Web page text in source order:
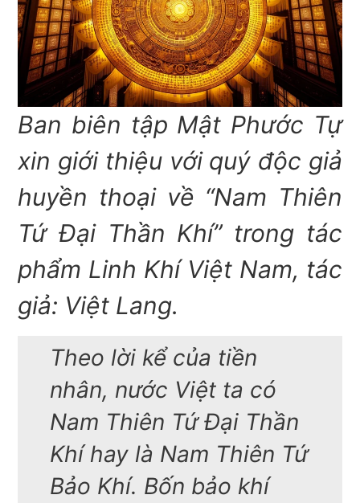
Ban biên tập Mật Phước Tự
xin giới thiệu với quý độc giả
huyền thoại về “Nam Thiên
Tứ Đại Thần Khí” trong tác
phẩm Linh Khí ViệtNam, tác
giả: Việt Lang.
Theo lời kể của tiền
nhân, nước Việt ta có
Nam Thiên Tứ Đại Thần
Khí hay là Nam Thiên Tứ
Bảo Khí. Bốn bảo khí